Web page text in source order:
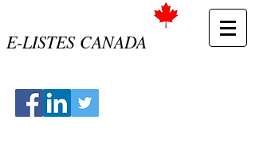
E-LISTES CANADA